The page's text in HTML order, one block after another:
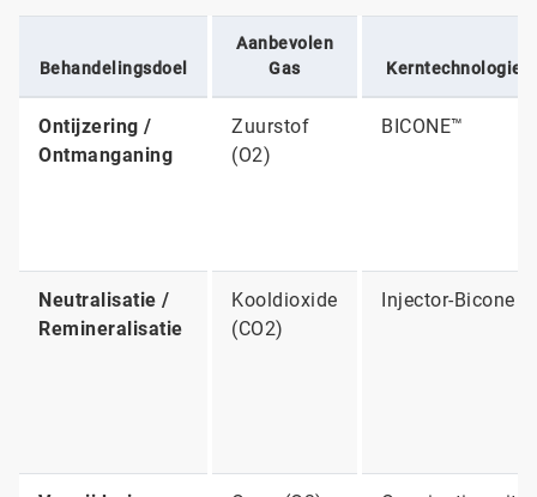
Behandelingsdoel
Aanbevolen
Gas
Kerntechnologie
Ontijzering /
Ontmanganing
Zuurstof
(O2)
BICONE™
Neutralisatie /
Remineralisatie
Kooldioxide
(CO2)
Injector-Bicone